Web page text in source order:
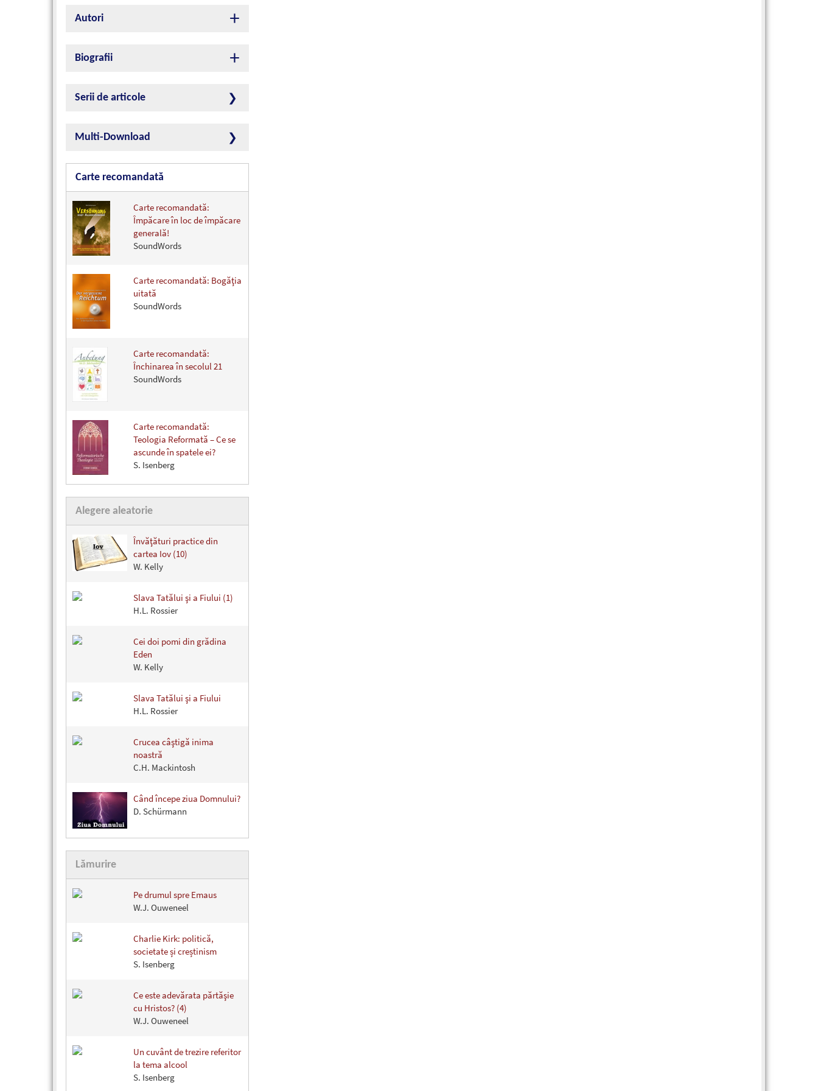
Autori
Biografii
Serii de articole
Multi-Download
Carte recomandată
Carte recomandată:
Împăcare în loc de împăcare
generală!
SoundWords
Carte recomandată: Bogăţia
uitată
SoundWords
Carte recomandată:
Închinarea în secolul 21
SoundWords
Carte recomandată:
Teologia Reformată – Ce se
ascunde în spatele ei?
S. Isenberg
Alegere aleatorie
Învăţături practice din
cartea Iov (10)
W. Kelly
Slava Tatălui şi a Fiului (1)
H.L. Rossier
Cei doi pomi din grădina
Eden
W. Kelly
Slava Tatălui şi a Fiului
H.L. Rossier
Crucea câştigă inima
noastră
C.H. Mackintosh
Când începe ziua Domnului?
D. Schürmann
Lămurire
Pe drumul spre Emaus
W.J. Ouweneel
Charlie Kirk: politică,
societate și creștinism
S. Isenberg
Ce este adevărata părtăşie
cu Hristos? (4)
W.J. Ouweneel
Un cuvânt de trezire referitor
la tema alcool
S. Isenberg